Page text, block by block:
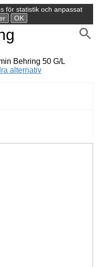
för statistik och anpassat
OK
Behring 50 G/L
alternativ